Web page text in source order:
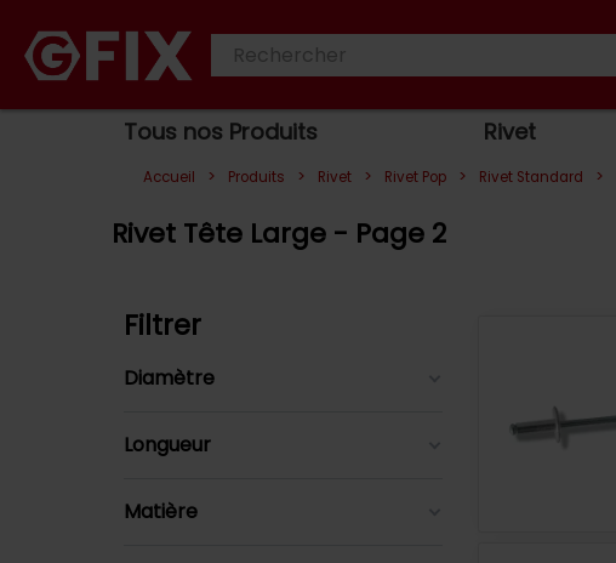
Tous nos Produits Rivet
Accueil > Produits > Rivet > Rivet Pop > Rivet Standard >
Rivet Tête Large - Page 2
Filtrer
Diamètre
Longueur
Matière